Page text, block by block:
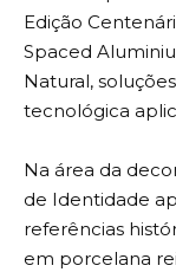
Edição
Spaced
Natural,
tecnológica
Na área da
de Identidade
referências
em porcelana